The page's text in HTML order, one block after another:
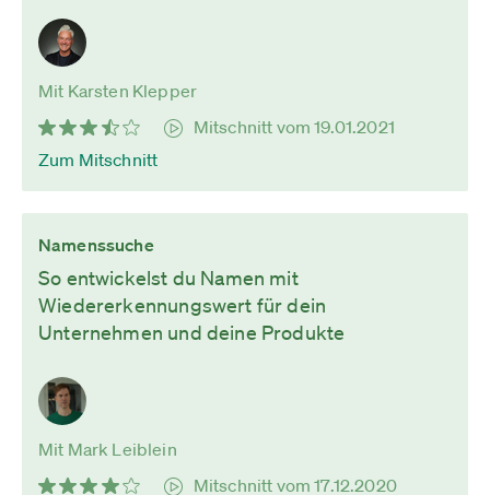
Mit Karsten Klepper
Mitschnitt vom 19.01.2021
Zum Mitschnitt
Namenssuche
So entwickelst du Namen mit
Wiedererkennungswert für dein
Unternehmen und deine Produkte
Mit Mark Leiblein
Mitschnitt vom 17.12.2020